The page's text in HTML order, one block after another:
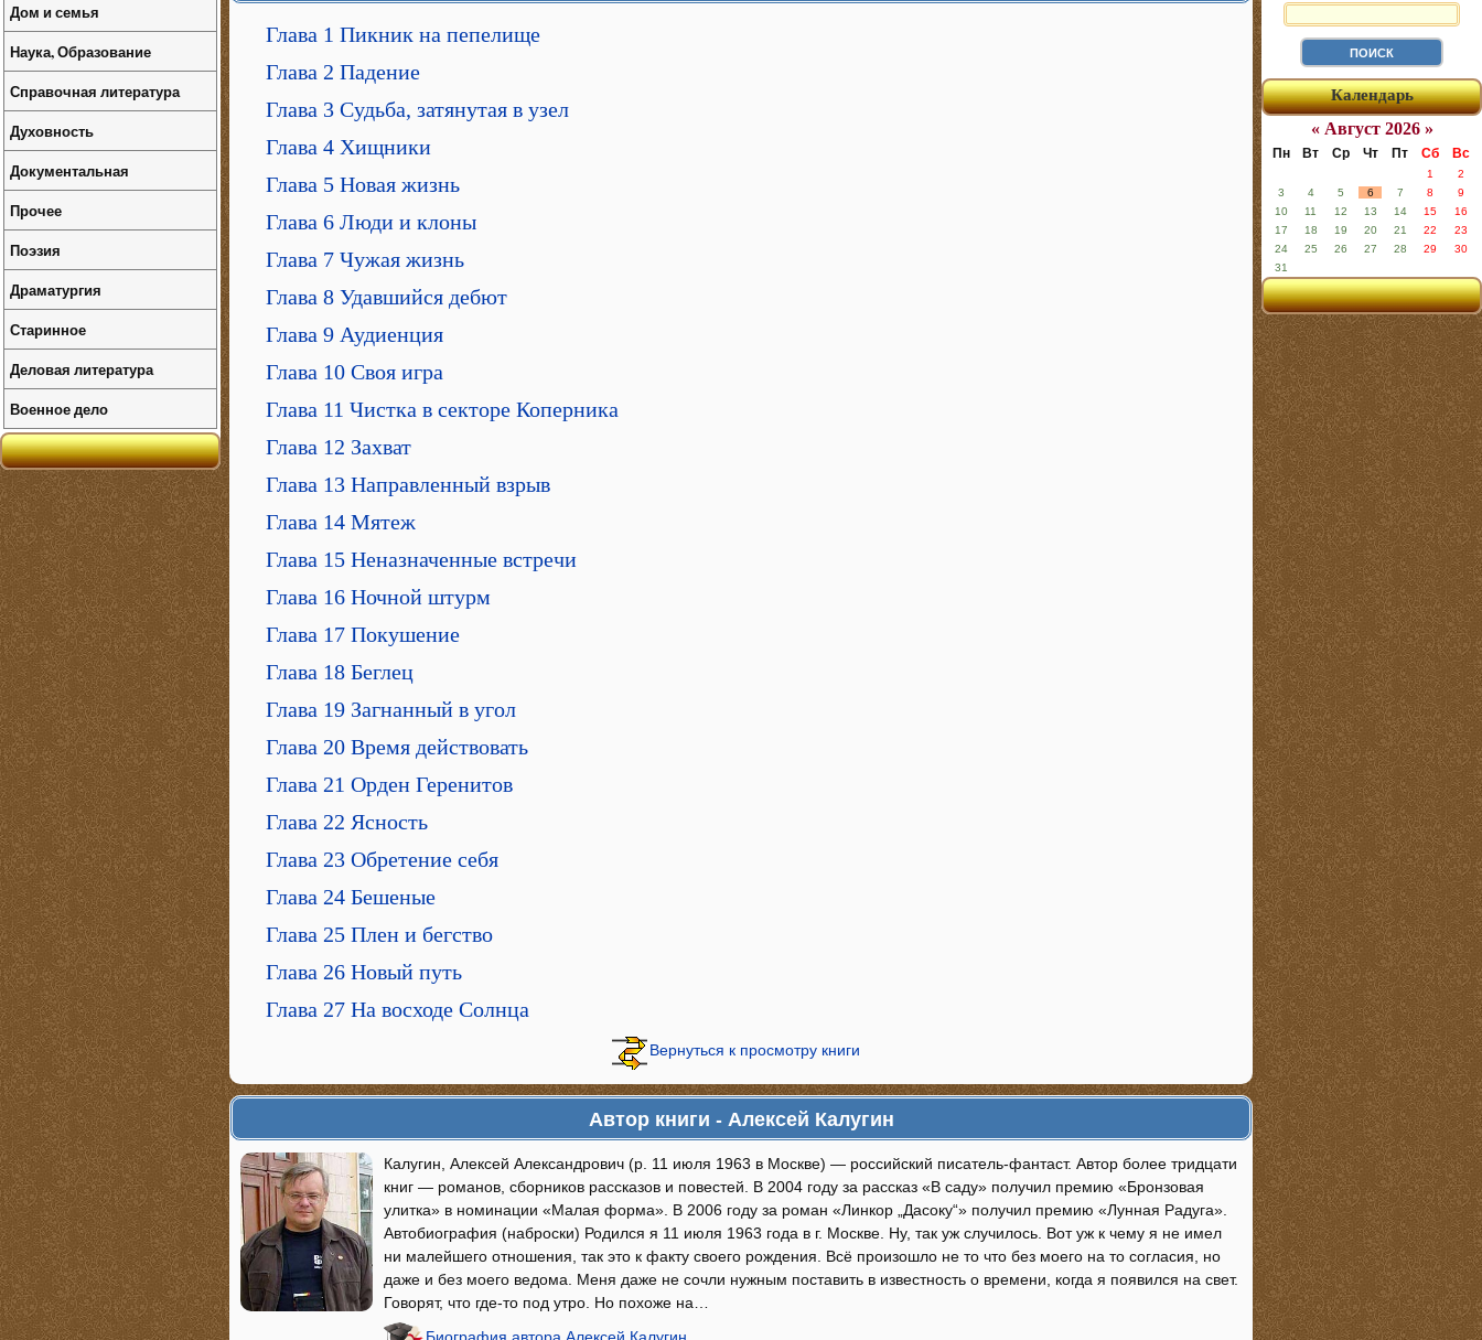
Глава 1 Пикник на пепелище
Глава 2 Падение
Глава 3 Судьба, затянутая в узел
Глава 4 Хищники
Глава 5 Новая жизнь
Глава 6 Люди и клоны
Глава 7 Чужая жизнь
Глава 8 Удавшийся дебют
Глава 9 Аудиенция
Глава 10 Своя игра
Глава 11 Чистка в секторе Коперника
Глава 12 Захват
Глава 13 Направленный взрыв
Глава 14 Мятеж
Глава 15 Неназначенные встречи
Глава 16 Ночной штурм
Глава 17 Покушение
Глава 18 Беглец
Глава 19 Загнанный в угол
Глава 20 Время действовать
Глава 21 Орден Геренитов
Глава 22 Ясность
Глава 23 Обретение себя
Глава 24 Бешеные
Глава 25 Плен и бегство
Глава 26 Новый путь
Глава 27 На восходе Солнца
Вернуться к просмотру книги
Автор книги - Алексей Калугин
Калугин, Алексей Александрович (р. 11 июля 1963 в Москве) — российский писатель-фантаст. Автор более тридцати
книг — романов, сборников рассказов и повестей. В 2004 году за рассказ «В саду» получил премию «Бронзовая
улитка» в номинации «Малая форма». В 2006 году за роман «Линкор „Дасоку“» получил премию «Лунная Радуга».
Автобиография (наброски) Родился я 11 июля 1963 года в г. Москве. Ну, так уж случилось. Вот уж к чему я не имел
ни малейшего отношения, так это к факту своего рождения. Всё произошло не то что без моего на то согласия, но
даже и без моего ведома. Меня даже не сочли нужным поставить в известность о времени, когда я появился на свет.
Говорят, что где-то под утро. Но похоже на…
Биография автора Алексей Калугин
Календарь
« Август 2026 »
Пн Вт Ср Чт Пт Сб Вс
1
2
3
4 5 6 7 8
9
10
11 12 13 14 15
16
17
18 19 20 21 22
23
24
25 26 27 28 29
30
31
Дом и семья
Наука, Образование
Справочная литература
Духовность
Документальная
Прочее
Поэзия
Драматургия
Старинное
Деловая литература
Военное дело